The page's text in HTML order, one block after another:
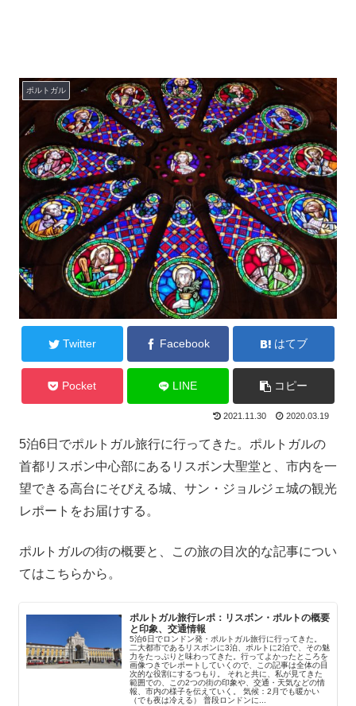
ポルトガル
Twitter Facebook はてブ
Pocket LINE コピー
2021.11.30 2020.03.19
5泊6日でポルトガル旅行に行ってきた。ポルトガルの
首都リスボン中心部にあるリスボン大聖堂と、市内を一
望できる高台にそびえる城、サン・ジョルジェ城の観光
レポートをお届けする。
ポルトガルの街の概要と、この旅の目次的な記事につい
てはこちらから。
ポルトガル旅行レポ：リスボン・ポルトの概要
と印象、交通情報
5泊6日でロンドン発・ポルトガル旅行に行ってきた。
二大都市であるリスボンに3泊、ポルトに2泊で、その魅
力をたっぷりと味わってきた。行ってよかったところを
画像つきでレポートしていくので、この記事は全体の目
次的な役割にするつもり。 それと共に、私が見てきた
範囲での、この2つの街の印象や、交通・天気などの情
報、市内の様子を伝えていく。 気候：2月でも暖かい
（でも夜は冷える） 普段ロンドンに...